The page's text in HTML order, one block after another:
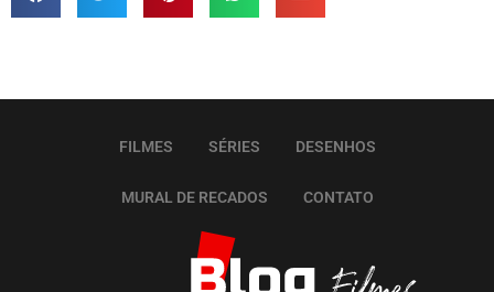
FILMES SÉRIES DESENHOS
MURAL DE RECADOS CONTATO